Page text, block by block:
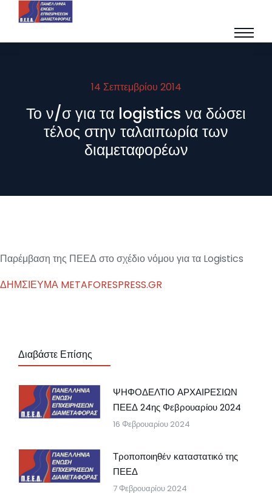
14 Σεπτεμβρίου 2014
Το ν/σ για τα logistics να δώσει
τέλος στην ταλαιπωρία των
διαμεταφορέων
Παρέμβαση της ΠΕΕΔ στο σχέδιο νόμου για τα Logistics
ΔΗΜΣΙΕΥΜΑ METAFORESPRESS.GR
Διαβάστε Επίσης
ΨΗΦΟΔΕΛΤΙΟ ΑΡΧΑΙΡΕΣΙΩΝ
ΠΕΕΔ 24ης Φεβρουαρίου 2024
16 Φεβρουαρίου 2024
Τροποποιηθέν καταστατικό της
ΠΕΕΔ
7 Φεβρουαρίου 2024